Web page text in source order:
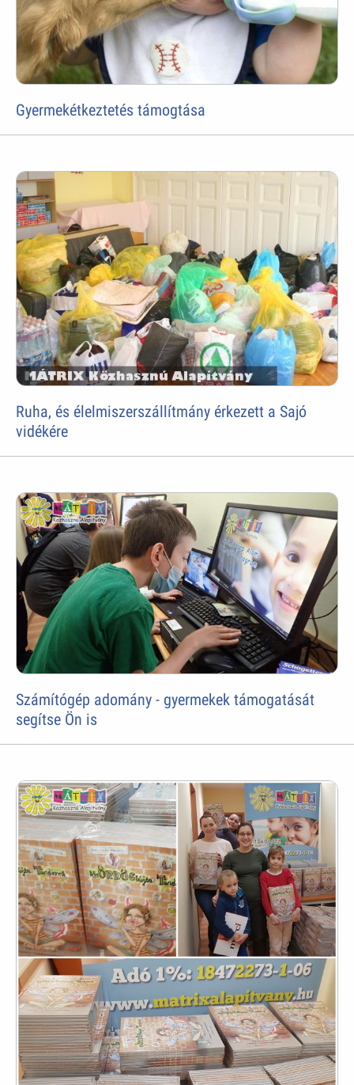
Gyermekétkeztetés támogtása
Ruha, és élelmiszerszállítmány érkezett a Sajó
vidékére
Számítógép adomány - gyermekek támogatását
segítse Ön is